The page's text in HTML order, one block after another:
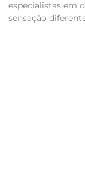
especialistas em
sensação